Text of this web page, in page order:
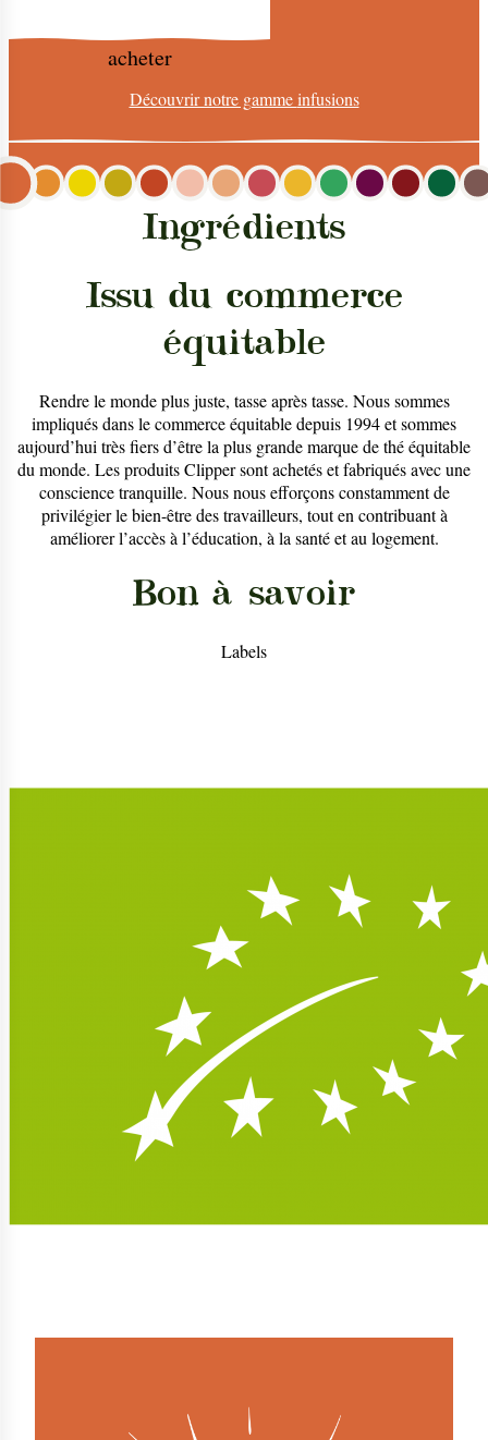
acheter
Découvrir notre gammeinfusions
Ingrédients
Issu du commerce
équitable
Rendre le monde plus juste, tasse après tasse. Nous sommes
impliqués dans le commerce équitable depuis 1994 et sommes
aujourd’hui très fiers d’être la plus grande marque de thé équitable
du monde. Les produits Clipper sont achetés et fabriqués avec une
conscience tranquille. Nous nous efforçons constamment de
privilégier le bien-être des travailleurs, tout en contribuant à
améliorer l’accès à l’éducation, à la santé et au logement.
Bon à savoir
Labels